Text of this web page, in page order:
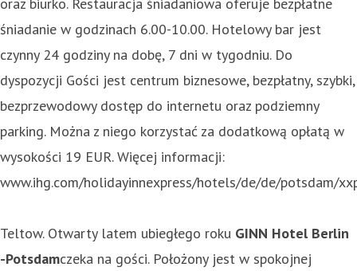
śniadanie w godzinach 6.00-10.00. Hotelowy bar jest
czynny 24 godziny na dobę, 7 dni w tygodniu. Do
dyspozycji Gości jest centrum biznesowe, bezpłatny, szybki,
bezprzewodowy dostęp do internetu oraz podziemny
parking. Można z niego korzystać za dodatkową opłatą w
wysokości 19 EUR. Więcej informacji:
www.ihg.com/holidayinnexpress/hotels/de/de/potsdam/
Teltow. Otwarty latem ubiegłego roku GINN Hotel Berlin
-Potsdamczeka na gości. Położony jest w spokojnej